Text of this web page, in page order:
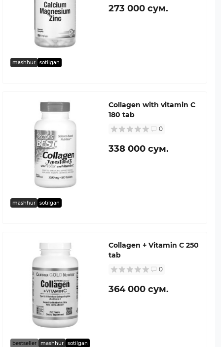
mashhur sotilgan
273 000 сум.
mashhur sotilgan
Collagen with vitamin C
180 tab
0
338 000 сум.
bestseller mashhur sotilgan
Collagen + Vitamin C 250
tab
0
364 000 сум.